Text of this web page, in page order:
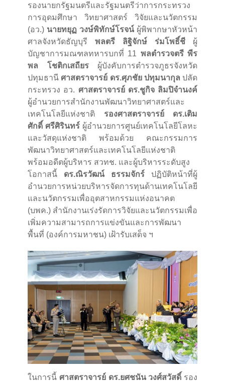
รองนายกรัฐมนตรีและรัฐมนตรีว่าการกระทรวง
การอุดมศึกษา วิทยาศาสตร์ วิจัยและนวัตกรรม
(อว.) นายทยุฏ วงษ์พิทักษ์โรจน์ ผู้พิพากษาหัวหน้า
ศาลจังหวัดธัญบุรี พลตรี ลิฐิจักษ์ ร่มโพธิ์ชี ผู้
บัญชาการมณฑลทหารบกที่ 11 พลตำรวจตรี พีร
พล โชติกเสถียรผู้บังคับการตำรวจภูธรจังหวัด
ปทุมธานีศาสตราจารย์ ดร.ศุภชัย ปทุมนากุล ปลัด
กระทรวง อว. ศาสตราจารย์ ดร.ชูกิจ ลิมปิจำนงค์
ผู้อำนวยการสำนักงานพัฒนาวิทยาศาสตร์และ
เทคโนโลยีแห่งชาติ รองศาสตราจารย์ ดร.เติม
ศักดิ์ ศรีศิรินทร์ ผู้อำนวยการศูนย์เทคโนโลยีโลหะ
และวัสดุแห่งชาติ พร้อมด้วย คณะกรรมการ
พัฒนาวิทยาศาสตร์และเทคโนโลยีแห่งชาติ
พร้อมอดีตผู้บริหาร สวทช. และผู้บริหารระดับสูง
โอกาสนี้ ดร.ณิรวัฒน์ ธรรมจักร์ ปฏิบัติหน้าที่ผู้
อำนวยการหน่วยบริหารจัดการทุนด้านเทคโนโลยี
และนวัตกรรมเพื่ออุตสาหกรรมแห่งอนาคต
(บพค.) สำนักงานเร่งรัดการวิจัยและนวัตกรรมเพื่อ
เพิ่มความสามารถการแข่งขันและการพัฒนา
พื้นที่ (องค์การมหาชน) เฝ้ารับเสด็จ ฯ
ในการนี้ ศาสตราจารย์ ดร.ยศชนัน วงศ์สวัสดิ์ รอง